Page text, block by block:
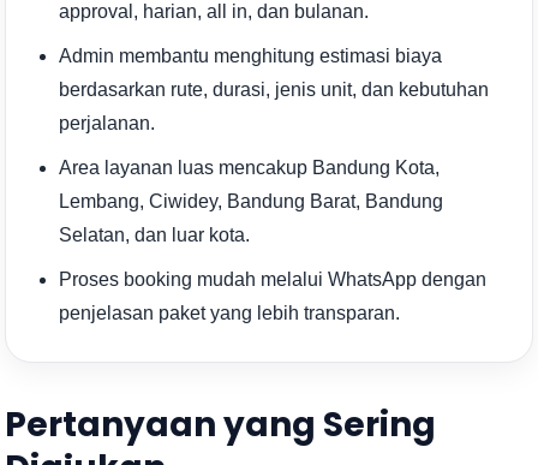
approval, harian, all in, dan bulanan.
Admin membantu menghitung estimasi biaya
berdasarkan rute, durasi, jenis unit, dan kebutuhan
perjalanan.
Area layanan luas mencakup Bandung Kota,
Lembang, Ciwidey, Bandung Barat, Bandung
Selatan, dan luar kota.
Proses booking mudah melalui WhatsApp dengan
penjelasan paket yang lebih transparan.
Pertanyaan yang Sering